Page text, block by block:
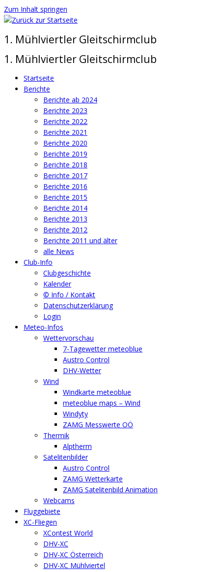
Zum Inhalt springen
1. Mühlviertler Gleitschirmclub
1. Mühlviertler Gleitschirmclub
Startseite
Berichte
Berichte ab 2024
Berichte 2023
Berichte 2022
Berichte 2021
Berichte 2020
Berichte 2019
Berichte 2018
Berichte 2017
Berichte 2016
Berichte 2015
Berichte 2014
Berichte 2013
Berichte 2012
Berichte 2011 und älter
alle News
Club-Info
Clubgeschichte
Kalender
© Info / Kontakt
Datenschutzerklärung
Login
Meteo-Infos
Wettervorschau
7-Tagewetter meteoblue
Austro Control
DHV-Wetter
Wind
Windkarte meteoblue
meteoblue maps – Wind
Windyty
ZAMG Messwerte OÖ
Thermik
Alptherm
Satelitenbilder
Austro Control
ZAMG Wetterkarte
ZAMG Satelitenbild Animation
Webcams
Fluggebiete
XC-Fliegen
XContest World
DHV-XC
DHV-XC Österreich
DHV-XC Mühlviertel